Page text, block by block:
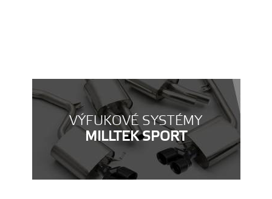
VÝFUKOVÉ SYSTÉMY
MILLTEK SPORT